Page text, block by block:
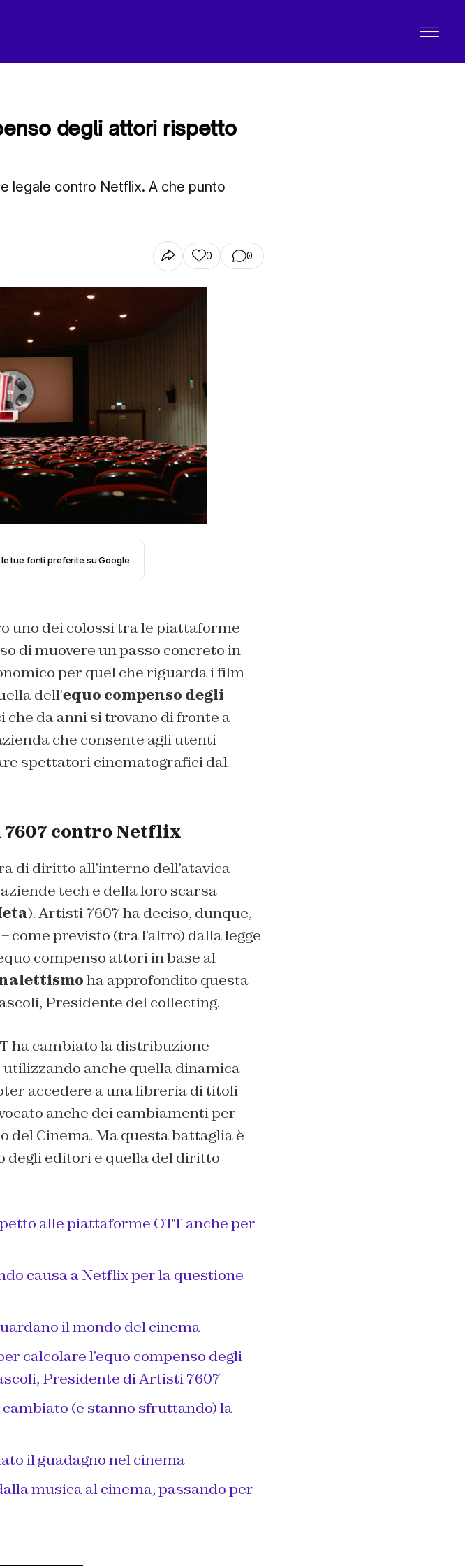
degli attori rispetto
legale contro Netflix. A che punto
0 0
tue fonti preferite su Google
uno dei colossi tra le piattaforme
di muovere un passo concreto in
per quel che riguarda i film
dell’equo compenso degli
da anni si trovano di fronte a
che consente agli utenti –
spettatori cinematografici dal
contro Netflix
di diritto all’interno dell’atavica
tech e della loro scarsa
). Artisti 7607 ha deciso, dunque,
come previsto (tra l’altro) dalla legge
compenso attori in base al
ha approfondito questa
Presidente del collecting.
ha cambiato la distribuzione
anche quella dinamica
accedere a una libreria di titoli
anche dei cambiamenti per
del Cinema. Ma questa battaglia è
degli editori e quella del diritto
alle piattaforme OTT anche per
causa a Netflix per la questione
il mondo del cinema
calcolare l’equo compenso degli
Presidente di Artisti 7607
(e stanno sfruttando) la
il guadagno nel cinema
musica al cinema, passando per